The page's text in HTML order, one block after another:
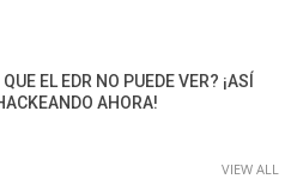
EL EDR NO PUEDE VER? ¡ASÍ
AHORA!
VIEW ALL